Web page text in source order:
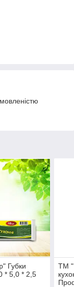
Губки
* 5,0 * 2,5
ТМ